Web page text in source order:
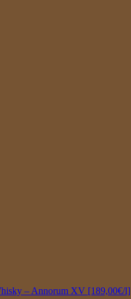
– Annorum XV [189,00€/l]